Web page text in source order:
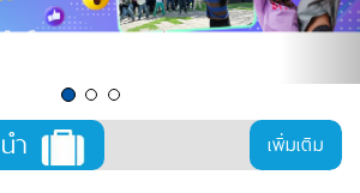
ำ เพิ่มเติม